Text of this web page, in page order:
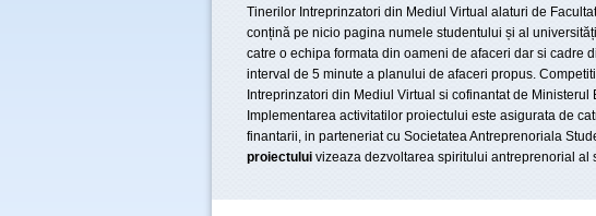
Tinerilor Intreprinzatori din Mediul Virtual alaturi de
conțină pe nicio pagina numele studentului și al
catre o echipa formata din oameni de afaceri dar si cadre
interval de 5 minute a planului de afaceri propus.
Intreprinzatori din Mediul Virtual si cofinantat de
Implementarea activitatilor proiectului este asigurata de
finantarii, in parteneriat cu Societatea Antreprenoriala
proiectului vizeaza dezvoltarea spiritului antreprenorial